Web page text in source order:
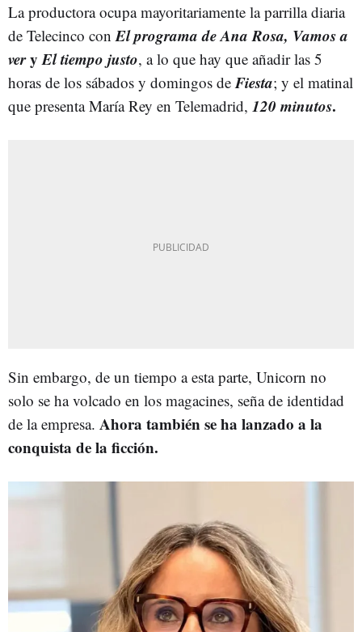
La productora ocupa mayoritariamente la parrilla diaria
de Telecinco con El programa de Ana Rosa, Vamos a
veryEl tiempo justo, a lo que hay que añadir las 5
horas de los sábados y domingos de Fiesta; y el matinal
que presenta María Rey en Telemadrid, 120 minutos.
Sin embargo, de un tiempo a esta parte, Unicorn no
solo se ha volcado en los magacines, seña de identidad
de la empresa. Ahora también se ha lanzado a la
conquista de la ficción.